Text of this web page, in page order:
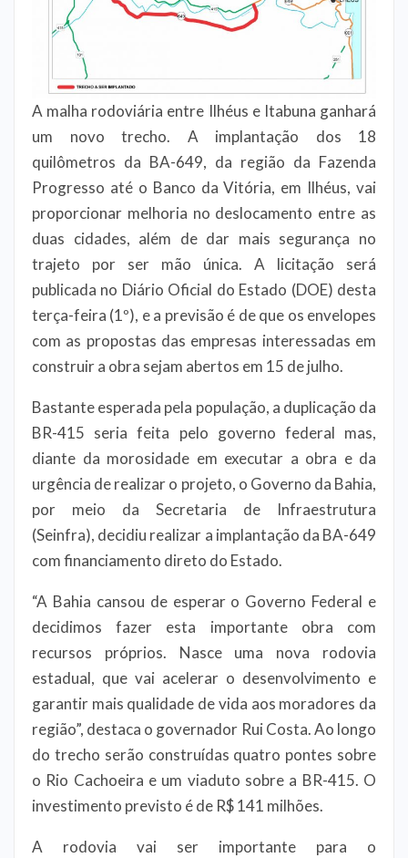
A malha rodoviária entre Ilhéus e Itabuna ganhará
um novo trecho. A implantação dos 18
quilômetros da BA-649, da região da Fazenda
Progresso até o Banco da Vitória, em Ilhéus, vai
proporcionar melhoria no deslocamento entre as
duas cidades, além de dar mais segurança no
trajeto por ser mão única. A licitação será
publicada no Diário Oficial do Estado (DOE) desta
terça-feira (1º), e a previsão é de que os envelopes
com as propostas das empresas interessadas em
construir a obra sejam abertos em 15 de julho.
Bastante esperada pela população, a duplicação da
BR-415 seria feita pelo governo federal mas,
diante da morosidade em executar a obra e da
urgência de realizar o projeto, o Governo da Bahia,
por meio da Secretaria de Infraestrutura
(Seinfra), decidiu realizar a implantação da BA-649
com financiamento direto do Estado.
“A Bahia cansou de esperar o Governo Federal e
decidimos fazer esta importante obra com
recursos próprios. Nasce uma nova rodovia
estadual, que vai acelerar o desenvolvimento e
garantir mais qualidade de vida aos moradores da
região”, destaca o governador Rui Costa. Ao longo
do trecho serão construídas quatro pontes sobre
o Rio Cachoeira e um viaduto sobre a BR-415. O
investimento previsto é de R$ 141 milhões.
A rodovia vai ser importante para o